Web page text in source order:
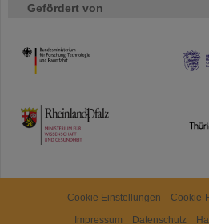
Gefördert von
HMWK
TMWWDG
Cookie Einstellungen Cookie-
Impressum
Datenschutz